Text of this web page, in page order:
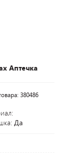
Аптечка
380486
Да